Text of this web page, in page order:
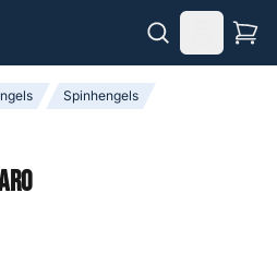
Spinhengels